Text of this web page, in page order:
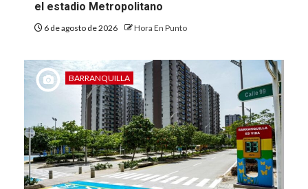
el estadio Metropolitano
6 de agosto de 2026 Hora En Punto
BARRANQUILLA